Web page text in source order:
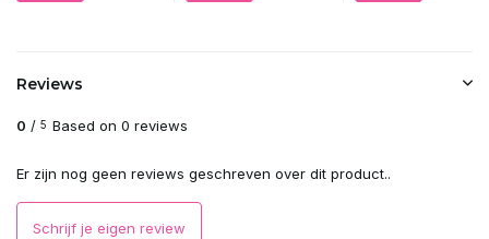
Reviews
0 / 5 Based on 0 reviews
Er zijn nog geen reviews geschreven over dit product..
Schrijf je eigen review